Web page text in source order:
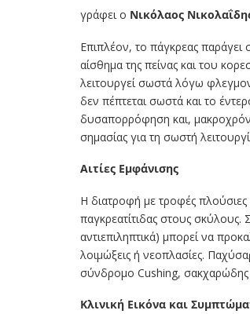
γράφει ο Nικόλαος
Επιπλέον, το πάγκρεας παράγει
αίσθημα της πείνας και του
λειτουργεί σωστά λόγω
δεν πέπτεται σωστά και το
δυσαπορρόφηση και,
σημασίας για τη σωστή
Αιτίες Εμφάνισης
Η διατροφή με τροφές πλούσιες
παγκρεατίτιδας στους
αντιεπιληπτικά) μπορεί να
λοιμώξεις ή νεοπλασίες.
σύνδρομο Cushing, σακχαρώδης
Κλινική Εικόνα και